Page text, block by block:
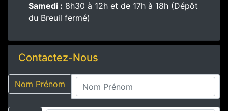
Samedi : 8h30 à 12h et de 17h à 18h (Dépôt
du Breuil fermé)
Contactez-Nous
Nom Prénom